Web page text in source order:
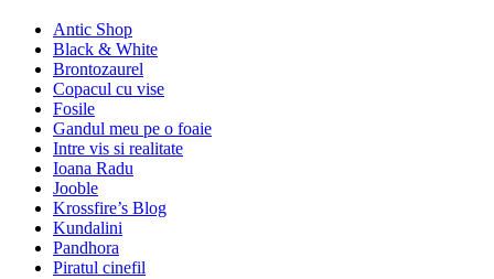
Antic Shop
Black & White
Brontozaurel
Copacul cu vise
Fosile
Gandul meu pe o foaie
Intre vis si realitate
Ioana Radu
Jooble
Krossfire’s Blog
Kundalini
Pandhora
Piratul cinefil